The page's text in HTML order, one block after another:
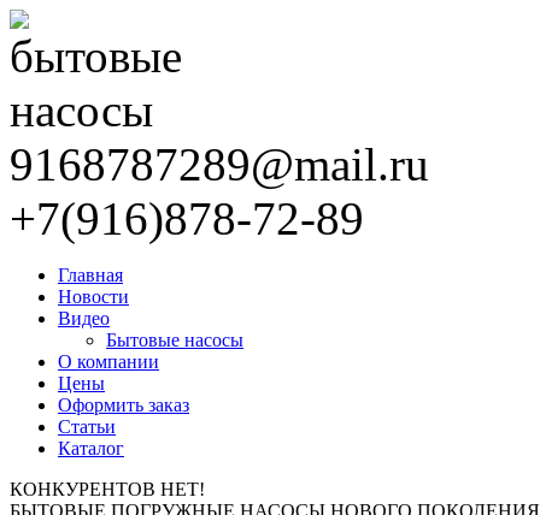
9168787289@mail.ru
+7(916)878-72-89
Главная
Новости
Видео
Бытовые насосы
О компании
Цены
Оформить заказ
Статьи
Каталог
КОНКУРЕНТОВ НЕТ!
БЫТОВЫЕ ПОГРУЖНЫЕ НАСОСЫ НОВОГО